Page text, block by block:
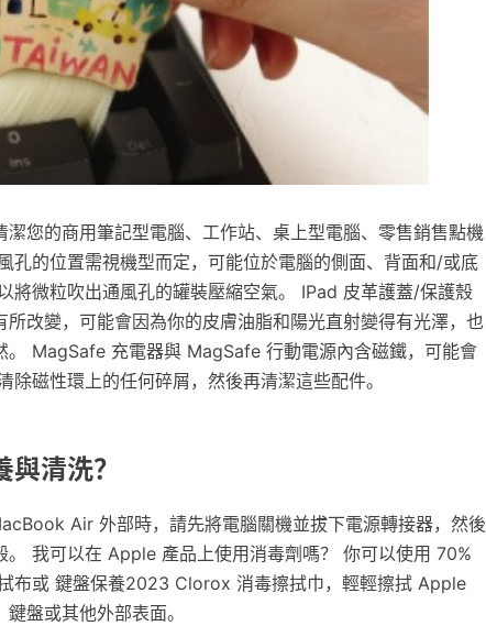
您的商用筆記型電腦、工作站、桌上型電腦、零售銷售點機
孔的位置需視機型而定，可能位於電腦的側面、背面和/或底
將微粒吹出通風孔的罐裝壓縮空氣。 IPad 皮革護蓋/保護殼
改變，可能會因為你的皮膚油脂和陽光直射變得有光澤，也
。 MagSafe 充電器與 MagSafe 行動電源內含磁鐵，可能會
磁性環上的任何碎屑，然後再清潔這些配件。
清洗？
Air 外部時，請先將電腦關機並拔下電源轉接器，然後
。 我可以在 Apple 產品上使用消毒劑嗎？ 你可以使用 70%
布或 鍵盤保養2023 Clorox 消毒擦拭巾，輕輕擦拭 Apple
盤或其他外部表面。